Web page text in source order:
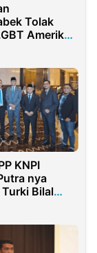
Tolak
Amerika
KNPI
nya
Bilal